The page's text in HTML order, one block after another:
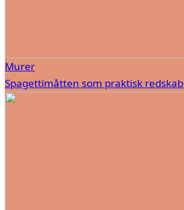
Murer
Spagettimåtten som praktisk redskab